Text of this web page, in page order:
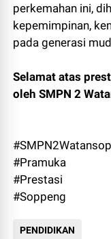
perkemahan ini,
kepemimpinan,
pada generasi
Selamat atas
oleh SMPN 2
#Pramuka
#Prestasi
#Soppeng
PENDIDIKAN